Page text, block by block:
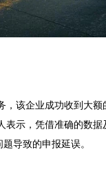
，该企业成功收到大
表示，凭借准确的数
题导致的申报延误。